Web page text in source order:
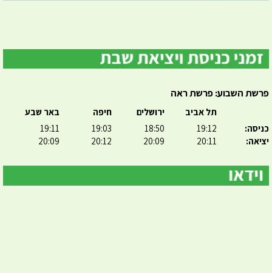
פרשת השבוע: פרשת ראה
כניסה:
יציאה:
תל אביב
19:12
20:11
ירושלים
18:50
20:09
חיפה
19:03
20:12
באר שבע
19:11
20:09